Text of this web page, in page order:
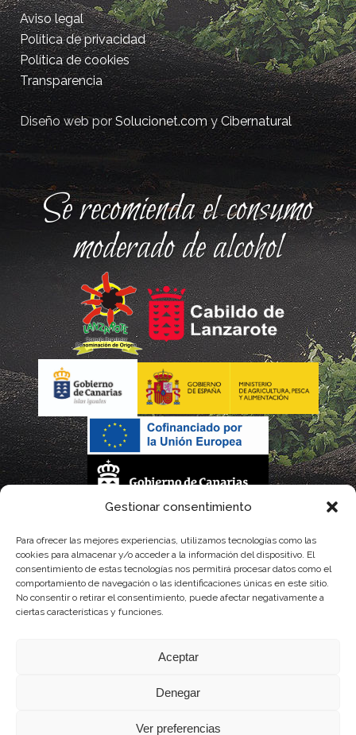
Gestionar consentimiento
Para ofrecer las mejores experiencias, utilizamos tecnologías como las
cookies para almacenar y/o acceder a la información del dispositivo. El
consentimiento de estas tecnologías nos permitirá procesar datos como el
comportamiento de navegación o las identificaciones únicas en este sitio.
No consentir o retirar el consentimiento, puede afectar negativamente a
ciertas características y funciones.
Aceptar
Denegar
Ver preferencias
Aviso legal
Política de privacidad
Política de cookies
Transparencia
Diseño web porSolucionet.comyCibernatural
Se recomienda el consumo
moderado de alcohol
parcialmente, por el Gobierno de Canarias
con fondos provenientes del presupuesto de gastos del Instituto Canario de
Calidad Agroalimentaria